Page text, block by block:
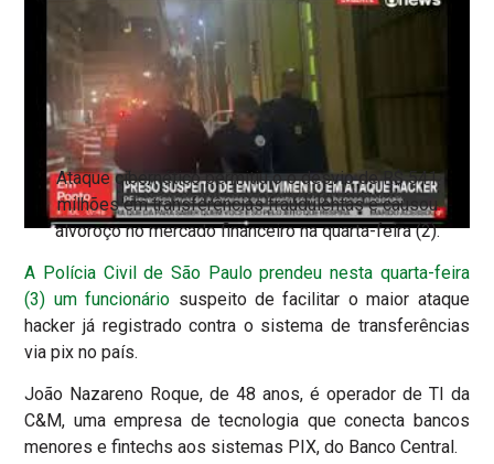
Ataque cibernético permitiu o o desvio de R$ 541
milhões em transferências fraudulentas e causou
alvoroço no mercado financeiro na quarta-feira (2).
A Polícia Civil de São Paulo prendeu nesta quarta-feira
(3) um funcionário suspeito de facilitar o maior ataque
hacker já registrado contra o sistema de transferências
via pix no país.
João Nazareno Roque, de 48 anos, é operador de TI da
C&M, uma empresa de tecnologia que conecta bancos
menores e fintechs aos sistemas PIX, do Banco Central.